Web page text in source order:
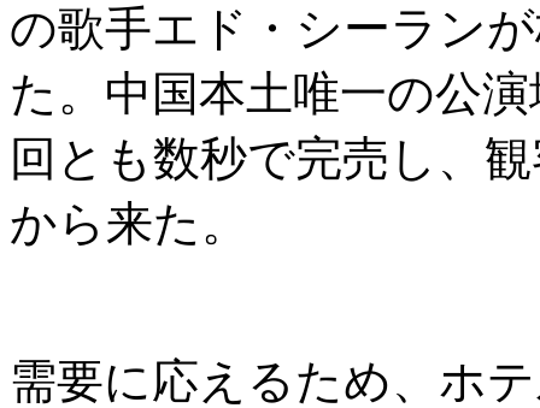
の歌手エド・シーラン
た。中国本土唯一の公
回とも数秒で完売し、
から来た。
需要に応えるため、ホ